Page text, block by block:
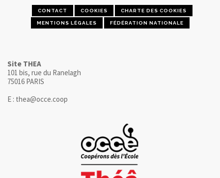
CONTACT COOKIES CHARTE DES COOKIES
MENTIONS LÉGALES FÉDÉRATION NATIONALE
Site THEA
101 bis, rue du Ranelagh
75016 PARIS
E : thea@occe.coop